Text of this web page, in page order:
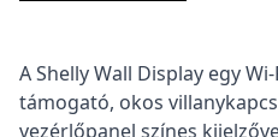
Termékleírás
A Shelly Wall Display egy
támogató, okos
vezérlőpanel színes